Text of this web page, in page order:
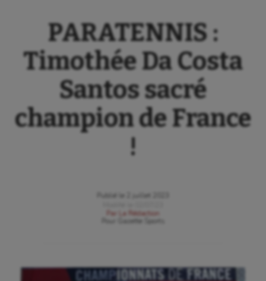
PARATENNIS :
Timothée Da Costa
Santos sacré
champion de France
!
Publié le
2 juillet 2023
Par
La Rédaction
Gazette Sports